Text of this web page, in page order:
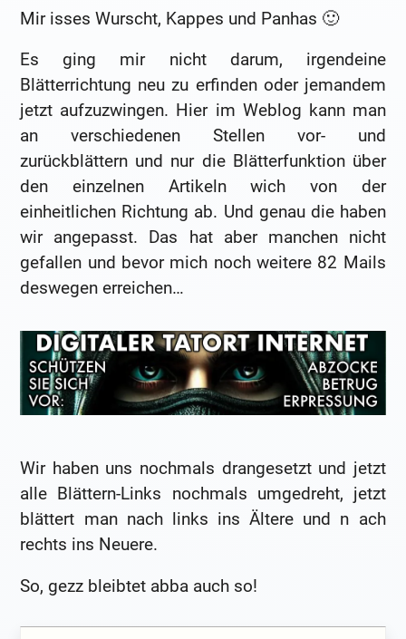
Mir isses Wurscht, Kappes und Panhas 🙂
Es ging mir nicht darum, irgendeine
Blätterrichtung neu zu erfinden oder jemandem
jetzt aufzuzwingen. Hier im Weblog kann man
an verschiedenen Stellen vor- und
zurückblättern und nur die Blätterfunktion über
den einzelnen Artikeln wich von der
einheitlichen Richtung ab. Und genau die haben
wir angepasst. Das hat aber manchen nicht
gefallen und bevor mich noch weitere 82 Mails
deswegen erreichen…
Wir haben uns nochmals drangesetzt und jetzt
alle Blättern-Links nochmals umgedreht, jetzt
blättert man nach links ins Ältere und n ach
rechts ins Neuere.
So, gezz bleibtet abba auch so!